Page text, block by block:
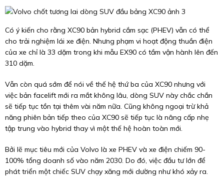
Có ý kiến cho rằng XC90 bản hybrid cắm sạc (PHEV) vẫn có thể
cho trải nghiệm lái xe điện. Nhưng phạm vi hoạt động thuần điện
của xe chỉ là 33 dặm trong khi mẫu EX90 có tầm vận hành lên đến
310 dặm.
Vẫn còn quá sớm để nói về thế hệ thứ ba của XC90 nhưng với
việc bản facelift mới ra mắt không lâu, dòng SUV này chắc chắn
sẽ tiếp tục tồn tại thêm vài năm nữa. Cũng không ngoại trừ khả
năng phiên bản tiếp theo của XC90 sẽ tiếp tục là nâng cấp nhẹ
tập trung vào hybrid thay vì một thế hệ hoàn toàn mới.
Bởi lẽ mục tiêu mới của Volvo là xe PHEV và xe điện chiếm 90-
100% tổng doanh số vào năm 2030. Do đó, việc đầu tư lớn để
phát triển một chiếc SUV chạy xăng mới dường như khó xảy ra.